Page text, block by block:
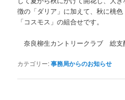
徴の「ダリア」に加えて、秋に桃
「コスモス」の組合せです。
奈良柳生カントリークラブ 総
カテゴリー:事務局からのお知らせ